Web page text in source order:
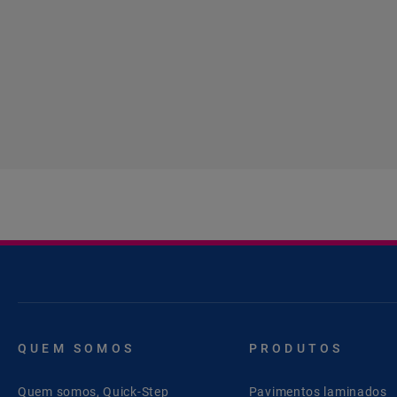
QUEM SOMOS
Quem somos, Quick-Step
PRODUTOS
Pavimentos laminados